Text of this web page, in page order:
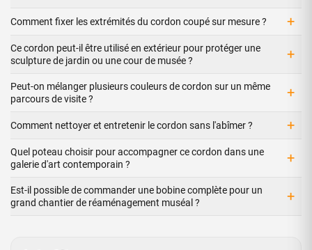
Comment fixer les extrémités du cordon coupé sur mesure ? +
Ce cordon peut-il être utilisé en extérieur pour protéger une
sculpture de jardin ou une cour de musée ?
+
Peut-on mélanger plusieurs couleurs de cordon sur un même
parcours de visite ?
+
Comment nettoyer et entretenir le cordon sans l'abîmer ? +
Quel poteau choisir pour accompagner ce cordon dans une
galerie d'art contemporain ?
+
Est-il possible de commander une bobine complète pour un
grand chantier de réaménagement muséal ?
+